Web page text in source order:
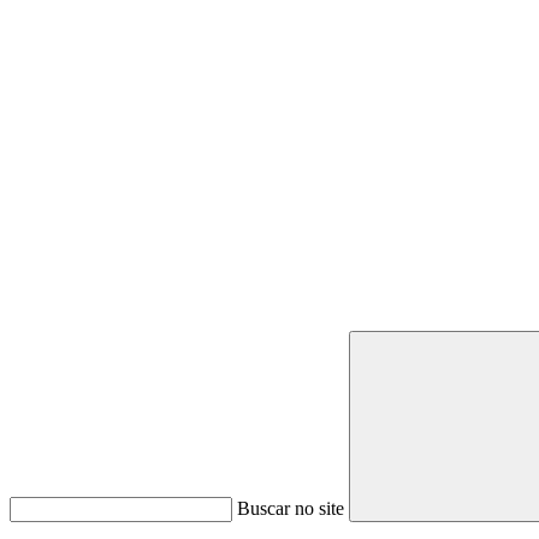
Buscar no site